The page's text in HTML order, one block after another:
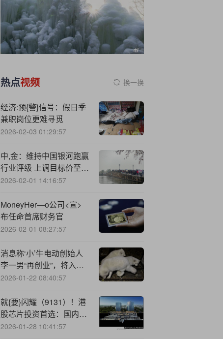
热点视频 换一换
经济:预{警}信号：假日季
兼职岗位更难寻觅
2026-02-03 01:29:57
中,金：维持中国银河跑赢
行业评级 上调目标价至
13.8港元
2026-02-01 14:16:57
MoneyHer—o公司<宣>
布任命首席财务官
2026-02-01 08:27:57
消息称‘小’牛电动创始人
李一男“再创业”，将入局
新能源特种车赛道
2026-01-22 08:40:57
就{要}闪耀（9131）！港
股芯片投资首选：国内首
只港股信息技术
2026-01-28 10:41:57